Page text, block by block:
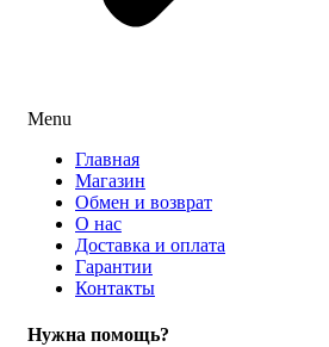
Menu
Главная
Магазин
Обмен и возврат
О нас
Доставка и оплата
Гарантии
Контакты
Нужна помощь?